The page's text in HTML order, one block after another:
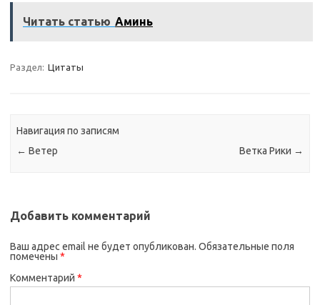
Читать статью Аминь
Раздел: Цитаты
Навигация по записям
← Ветер Ветка Рики →
Добавить комментарий
Ваш адрес email не будет опубликован. Обязательные поля
помечены *
Комментарий *